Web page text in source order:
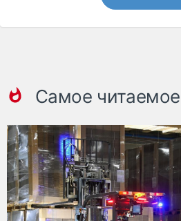
Самое читаемое